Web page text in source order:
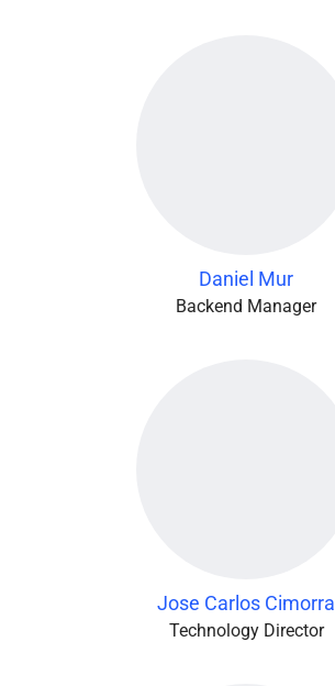
Daniel Mur
Backend Manager
Jose Carlos Cimorra
Technology Director